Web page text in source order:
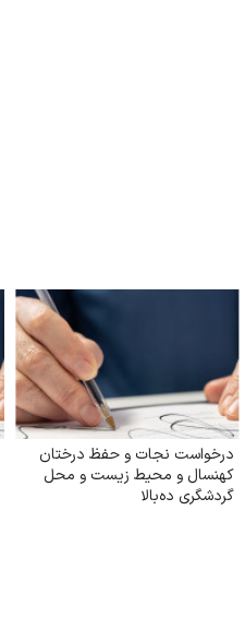
درخواست نجات و حفظ درختان
کهنسال و محیط زیست و محل
گردشگری ده‌بالا